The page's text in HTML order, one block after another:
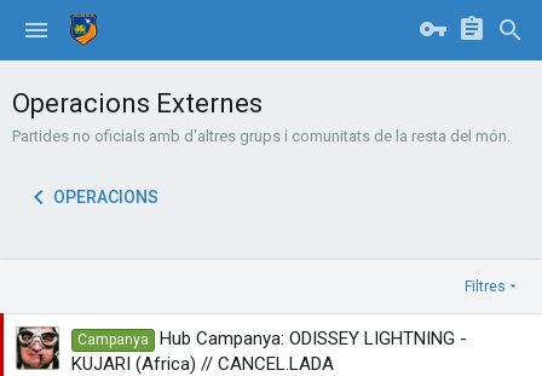
Operacions Externes
Partides no oficials amb d'altres grups i comunitats de la resta del món.
OPERACIONS
Filtres
Campanya
Hub Campanya: ODISSEY LIGHTNING -
KUJARI (Africa) // CANCEL.LADA